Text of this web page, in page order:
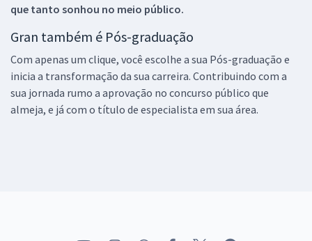
que tanto sonhou no meio público.
Gran também é Pós-graduação
Com apenas um clique, você escolhe a sua Pós-graduação e
inicia a transformação da sua carreira. Contribuindo com a
sua jornada rumo a aprovação no concurso público que
almeja, e já com o título de especialista em sua área.